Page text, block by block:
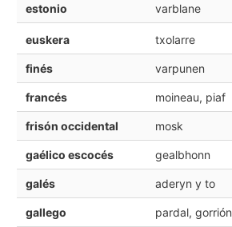
estonio varblane
euskera txolarre
finés varpunen
francés moineau, piaf
frisón occidental mosk
gaélico escocés gealbhonn
galés aderyn y to
gallego pardal, gorrión